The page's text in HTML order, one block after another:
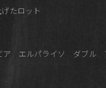
たロット
ビア エルパライソ ダブル